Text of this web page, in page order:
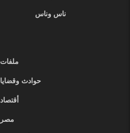
ناس وناس
ملفات
حوادث وقضايا
أقتصاد
مصر